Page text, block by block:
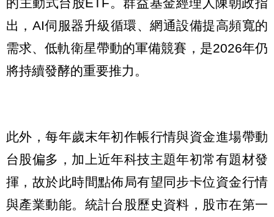
出，AI伺服器升級循環、網通設備提高頻寬的
需求、低軌衛星帶動的軍備競賽，是2026年仍
將持續發酵的重要推力。
此外，每年歲末年初作帳行情與資金進場帶動
台股偏多，加上近年科技主題年初常有題材發
揮，故於此時間點佈局有望同步卡位資金行情
與產業動能。統計台股歷史資料，股市在第一